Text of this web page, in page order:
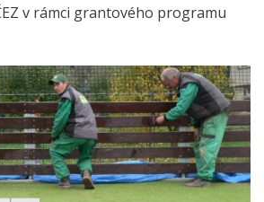
v rámci grantového programu